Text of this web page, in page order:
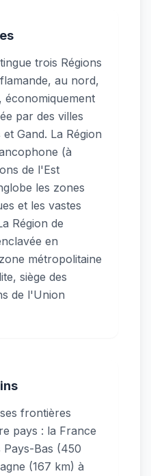
trois Régions
au nord,
économiquement
par des villes
Gand. La Région
(à
de l'Est
les zones
et les vastes
Région de
en
métropolitaine
siège des
de l'Union
frontières
pays : la France
Bas (450
(167 km) à